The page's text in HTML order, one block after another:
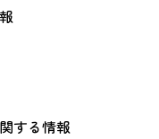
する情報